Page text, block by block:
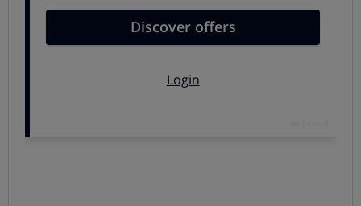
A partir de las 19:30 horas y hasta las 20:30 horas,
atenderemos de manerapersonalizada las consultas de
los usuariospara asesorarles sobre cómo actuar.